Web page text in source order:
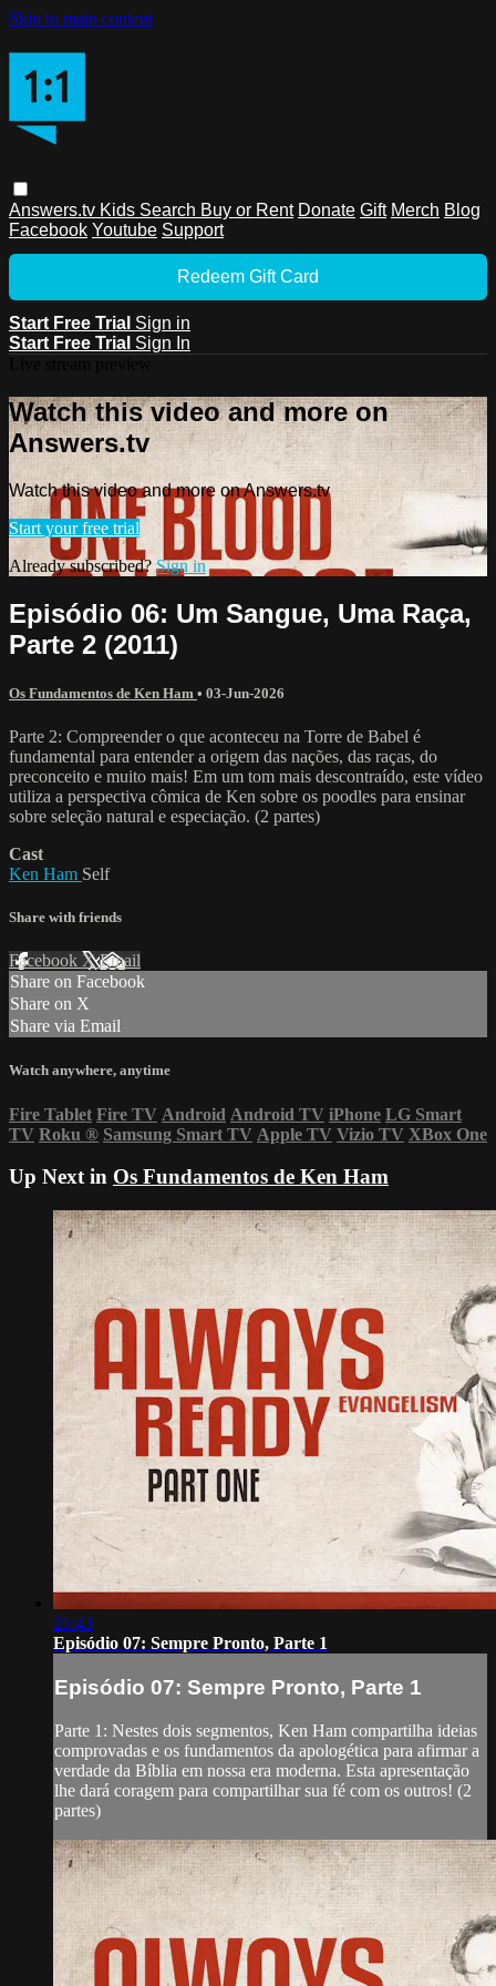
Skip to main content
Answers.tv Kids Search Buy or Rent Donate Gift Merch Blog
Facebook Youtube Support
Redeem Gift Card
Start Free Trial Sign in
Start Free Trial Sign In
Watch this video and more on
Answers.tv
Watch this video and more on Answers.tv
Start your free trial
Already subscribed?Sign in
Episódio 06: Um Sangue, Uma Raça,
Parte 2 (2011)
Os Fundamentos de Ken Ham • 03-Jun-2026
Parte 2: Compreender o que aconteceu na Torre de Babel é
fundamental para entender a origem das nações, das raças, do
preconceito e muito mais! Em um tom mais descontraído, este vídeo
utiliza a perspectiva cômica de Ken sobre os poodles para ensinar
sobre seleção natural e especiação. (2 partes)
Cast
Ken Ham Self
Share with friends
Facebook XEmail
Share on Facebook
Share on X
Share via Email
Watch anywhere, anytime
Fire Tablet Fire TV Android Android TV iPhone LG Smart
TV Roku ® Samsung Smart TV Apple TV Vizio TV XBox One
Up Next in Os Fundamentos de Ken Ham
25:43
Episódio 07: Sempre Pronto, Parte 1
Episódio 07: Sempre Pronto, Parte 1
Parte 1: Nestes dois segmentos, Ken Ham compartilha ideias
comprovadas e os fundamentos da apologética para afirmar a
verdade da Bíblia em nossa era moderna. Esta apresentação
lhe dará coragem para compartilhar sua fé com os outros! (2
partes)